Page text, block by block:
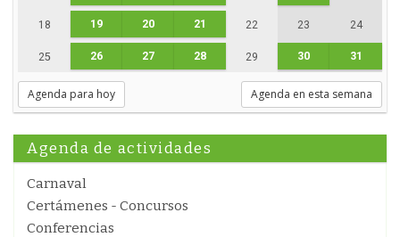
18 19 20 21 22 23 24
25 26 27 28 29 30 31
Agenda para hoy Agenda en esta semana
Agenda de actividades
Carnaval
Certámenes - Concursos
Conferencias